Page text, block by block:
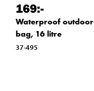
169:-
Waterproof outdoor
bag, 16 litre
37-495